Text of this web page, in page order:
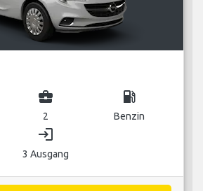
business_center
2
local_gas_station
Benzin
login
3 Ausgang